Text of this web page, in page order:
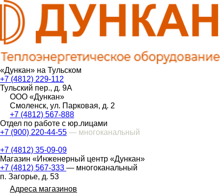
«Дункан» на Тульском
+7 (4812) 229-112
Тульский пер., д. 9А
ООО «Дункан»
Смоленск, ул. Парковая, д. 2
+7 (4812) 567-888
Отдел по работе с юр.лицами
+7 (900) 220-44-55 — многоканальный
+7 (4812) 35-09-09
Магазин «Инженерный центр «Дункан»
+7 (4812) 567-333 — многоканальный
п. Загорье, д. 53
Адреса магазинов